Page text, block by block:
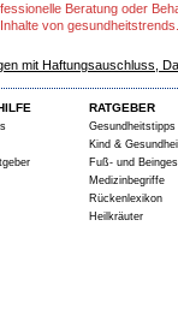
Beratung oder
von
mit Haftungsauschluss,
RATGEBER
Gesundheitstipps
Kind &
Fuß- und
Medizinbegriffe
Rückenlexikon
Heilkräuter